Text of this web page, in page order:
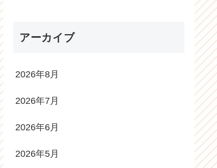
アーカイブ
2026年8月
2026年7月
2026年6月
2026年5月